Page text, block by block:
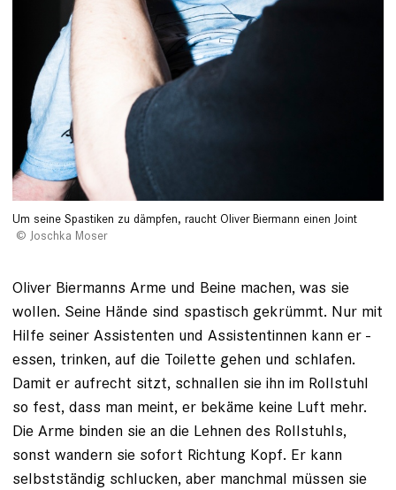
Um seine Spastiken zu dämpfen, raucht Oliver Biermann einen Joint
Joschka Moser
Oliver Biermanns Arme und Beine ­machen, was sie
wollen. Seine Hände sind spas­tisch gekrümmt. Nur mit
Hilfe seiner ­Assistenten und Assistentinnen kann er ­
essen, trinken, auf die Toilette gehen und schlafen.
Damit er aufrecht sitzt, schnallen sie ihn im Rollstuhl
so fest, dass man meint, er bekäme keine Luft mehr.
Die Arme binden sie an die Lehnen des Rollstuhls,
sonst wandern sie sofort Richtung Kopf. Er kann
selbstständig schlucken, aber manchmal müssen sie